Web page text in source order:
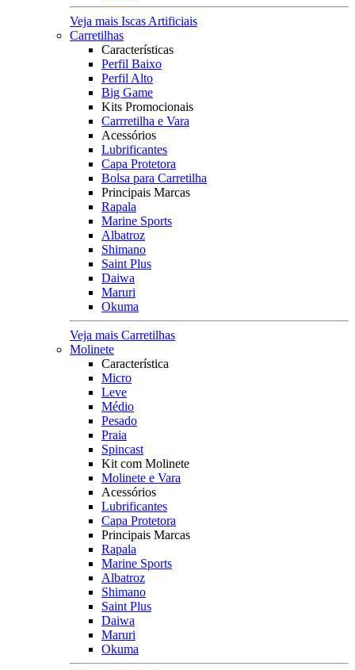
Veja mais Iscas Artificiais
Carretilhas
Características
Perfil Baixo
Perfil Alto
Big Game
Kits Promocionais
Carrretilha e Vara
Acessórios
Lubrificantes
Capa Protetora
Bolsa para Carretilha
Principais Marcas
Rapala
Marine Sports
Albatroz
Shimano
Saint Plus
Daiwa
Maruri
Okuma
Veja mais Carretilhas
Molinete
Característica
Micro
Leve
Médio
Pesado
Praia
Spincast
Kit com Molinete
Molinete e Vara
Acessórios
Lubrificantes
Capa Protetora
Principais Marcas
Rapala
Marine Sports
Albatroz
Shimano
Saint Plus
Daiwa
Maruri
Okuma